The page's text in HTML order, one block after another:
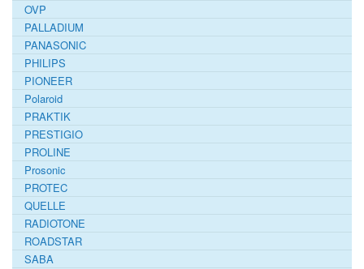
OVP
PALLADIUM
PANASONIC
PHILIPS
PIONEER
Polaroid
PRAKTIK
PRESTIGIO
PROLINE
Prosonic
PROTEC
QUELLE
RADIOTONE
ROADSTAR
SABA